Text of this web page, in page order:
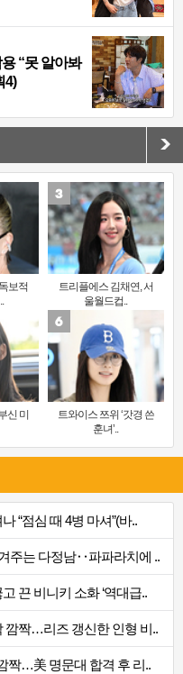
“못 알아봐
4)
보적
트리플에스 김채연, 서
울월드컵..
신 미
트와이스 쯔위 ‘갓경 쓴
훈녀’..
“점심 때 4병 마셔”(바..
주는 다정남‥파파라치에 ..
끈 비니키 소화 ‘역대급..
깜짝…리즈 갱신한 인형 비..
짝…美 명문대 합격 후 리..